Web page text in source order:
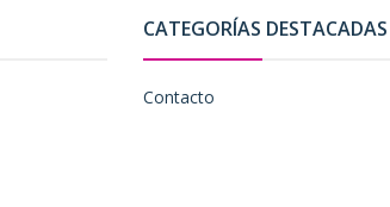
CATEGORÍAS DESTACADAS
Contacto